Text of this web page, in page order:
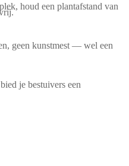
houd een plantafstand van
geen kunstmest — wel een
je bestuivers een